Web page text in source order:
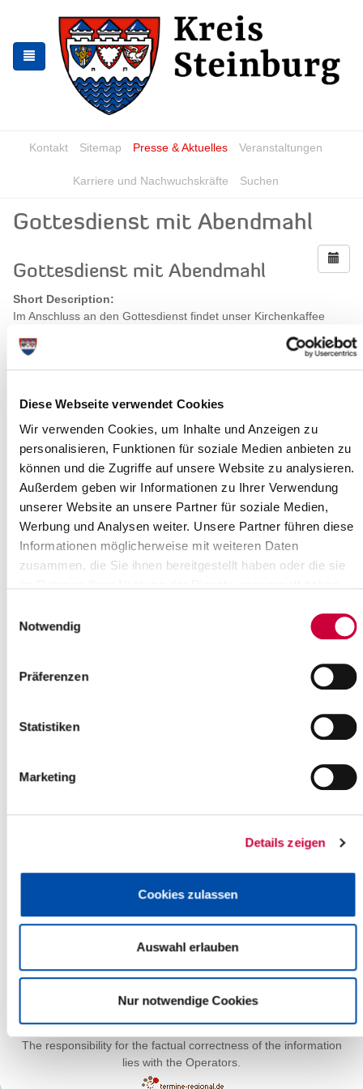
Diese Webseite verwendet Cookies
Wir verwenden Cookies, um Inhalte und Anzeigen zu
personalisieren, Funktionen für soziale Medien anbieten zu
können und die Zugriffe auf unsere Website zu analysieren.
Außerdem geben wir Informationen zu Ihrer Verwendung
unserer Website an unsere Partner für soziale Medien,
Werbung und Analysen weiter. Unsere Partner führen diese
Informationen möglicherweise mit weiteren Daten
zusammen, die Sie ihnen bereitgestellt haben oder die sie
Notwendig
Präferenzen
Statistiken
Marketing
Details zeigen
Cookies zulassen
Auswahl erlauben
Nur notwendige Cookies
springen
springen
Kontakt Sitemap Presse & Aktuelles Veranstaltungen
Karriere und Nachwuchskräfte Suchen
Gottesdienst mit Abendmahl
Gottesdienst mit Abendmahl
Short Description:
Im Anschluss an den Gottesdienst findet unser Kirchenkaffee
When?
Sunday, 26.04.2026
10:00 Uhr
St. Johannes-Gemeindezentrum, St. Johannes-Platz 1
,Kremperheide
Category:
Gottesdienste , Veranstaltung
Source
Ev.-Luth. St. Johannes-Kirchengemeinde Kremperheide
Sankt Johannes-Platz 1
-
Leaflet| ©OpenStreetMap
The responsibility for the factual correctness of the information
lies with the Operators.